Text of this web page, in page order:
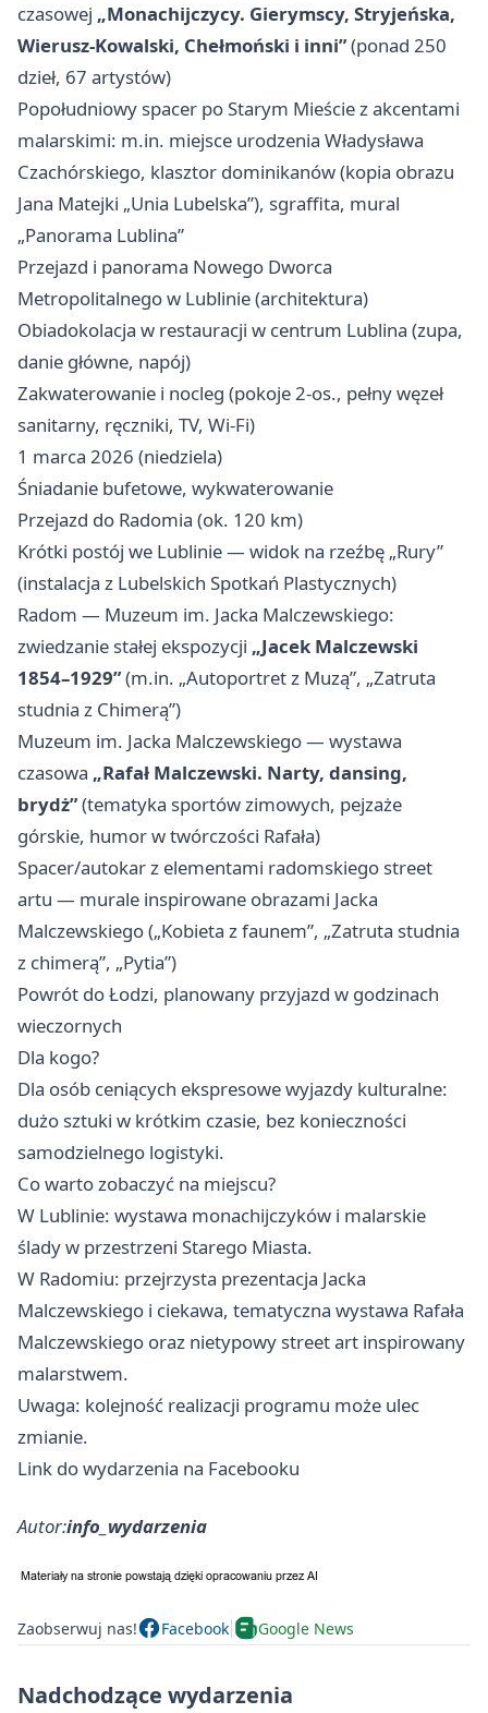
czasowej „Monachijczycy. Gierymscy, Stryjeńska,
Wierusz‑Kowalski, Chełmoński i inni”(ponad 250
dzieł, 67 artystów)
Popołudniowy spacer po Starym Mieście z akcentami
malarskimi: m.in. miejsce urodzenia Władysława
Czachórskiego, klasztor dominikanów (kopia obrazu
Jana Matejki „Unia Lubelska”), sgraffita, mural
„Panorama Lublina”
Przejazd i panorama Nowego Dworca
Metropolitalnego w Lublinie (architektura)
Obiadokolacja w restauracji w centrum Lublina (zupa,
danie główne, napój)
Zakwaterowanie i nocleg (pokoje 2‑os., pełny węzeł
sanitarny, ręczniki, TV, Wi‑Fi)
1 marca 2026 (niedziela)
Śniadanie bufetowe, wykwaterowanie
Przejazd do Radomia (ok. 120 km)
Krótki postój we Lublinie — widok na rzeźbę „Rury”
(instalacja z Lubelskich Spotkań Plastycznych)
Radom — Muzeum im. Jacka Malczewskiego:
zwiedzanie stałej ekspozycji „Jacek Malczewski
1854–1929”(m.in. „Autoportret z Muzą”, „Zatruta
studnia z Chimerą”)
Muzeum im. Jacka Malczewskiego — wystawa
czasowa „Rafał Malczewski. Narty, dansing,
brydż”(tematyka sportów zimowych, pejzaże
górskie, humor w twórczości Rafała)
Spacer/autokar z elementami radomskiego street
artu — murale inspirowane obrazami Jacka
Malczewskiego („Kobieta z faunem”, „Zatruta studnia
z chimerą”, „Pytia”) ‍
Powrót do Łodzi, planowany przyjazd w godzinach
wieczornych
Dla kogo?
Dla osób ceniących ekspresowe wyjazdy kulturalne:
dużo sztuki w krótkim czasie, bez konieczności
samodzielnego logistyki.
Co warto zobaczyć na miejscu?
W Lublinie: wystawa monachijczyków i malarskie
ślady w przestrzeni Starego Miasta.
W Radomiu: przejrzysta prezentacja Jacka
Malczewskiego i ciekawa, tematyczna wystawa Rafała
Malczewskiego oraz nietypowy street art inspirowany
malarstwem.
Uwaga: kolejność realizacji programu może ulec
zmianie.
Link do wydarzenia na Facebooku
Autor:info_wydarzenia
Zaobserwuj nas! Facebook Google News
Nadchodzące wydarzenia